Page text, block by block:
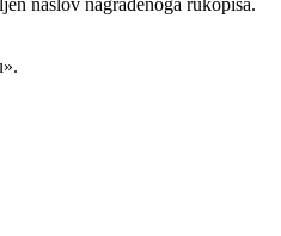
naslov nagrađenoga rukopisa.